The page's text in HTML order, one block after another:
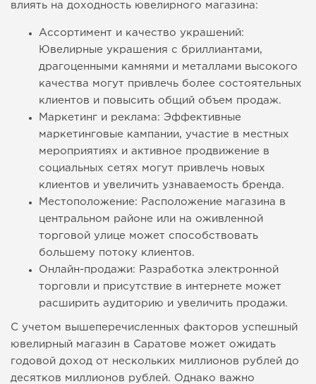
влиять на доходность ювелирного магазина:
Ассортимент и качество украшений:
Ювелирные украшения с бриллиантами,
драгоценными камнями и металлами высокого
качества могут привлечь более состоятельных
клиентов и повысить общий объем продаж.
Маркетинг и реклама: Эффективные
маркетинговые кампании, участие в местных
мероприятиях и активное продвижение в
социальных сетях могут привлечь новых
клиентов и увеличить узнаваемость бренда.
Местоположение: Расположение магазина в
центральном районе или на оживленной
торговой улице может способствовать
большему потоку клиентов.
Онлайн-продажи: Разработка электронной
торговли и присутствие в интернете может
расширить аудиторию и увеличить продажи.
С учетом вышеперечисленных факторов успешный
ювелирный магазин в Саратове может ожидать
годовой доход от нескольких миллионов рублей до
десятков миллионов рублей. Однако важно